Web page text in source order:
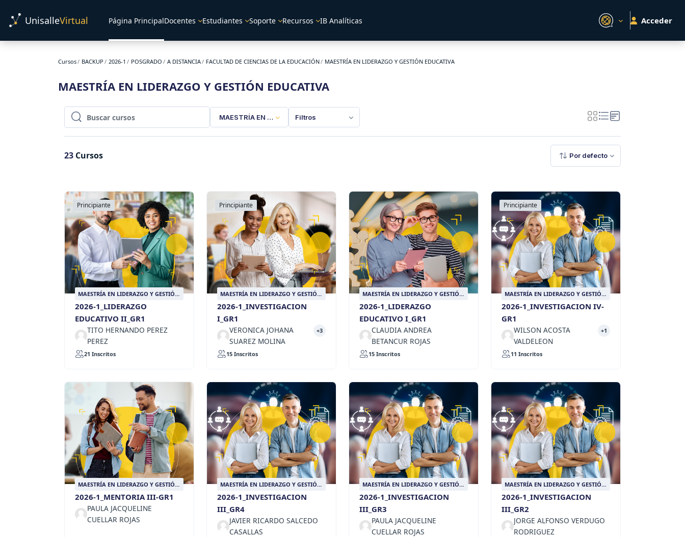
UnisalleVirtual Página PrincipalDocentes Estudiantes Soporte Recursos IB Analíticas Acceder
Cursos BACKUP 2026-1 POSGRADO A DISTANCIA FACULTAD DE CIENCIAS DE LA EDUCACIÓN MAESTRÍA EN LIDERAZGO Y GESTIÓN EDUCATIVA
MAESTRÍA EN LIDERAZGO Y GESTIÓN EDUCATIVA
Buscar cursos
Buscar cursos MAESTRÍA EN LIDERAZGO Y GESTIÓN EDUCATIVA
Filtros
23 Cursos Por defecto
Principiante
MAESTRÍA EN LIDERAZGO Y GESTIÓN
2026-1_LIDERAZGO
EDUCATIVO II_GR1
TITO HERNANDO PEREZ
PEREZ
21 Inscritos
Principiante
MAESTRÍA EN LIDERAZGO Y GESTIÓN
2026-1_INVESTIGACION
I_GR1
VERONICA JOHANA
SUAREZ MOLINA
+3
15 Inscritos
MAESTRÍA EN LIDERAZGO Y GESTIÓN
2026-1_LIDERAZGO
EDUCATIVO I_GR1
CLAUDIA ANDREA
BETANCUR ROJAS
15 Inscritos
Principiante
MAESTRÍA EN LIDERAZGO Y GESTIÓN
2026-1_INVESTIGACION IV-
GR1
WILSON ACOSTA
VALDELEON
+1
11 Inscritos
MAESTRÍA EN LIDERAZGO Y GESTIÓN
2026-1_MENTORIA III-GR1
PAULA JACQUELINE
CUELLAR ROJAS
MAESTRÍA EN LIDERAZGO Y GESTIÓN
2026-1_INVESTIGACION
III_GR4
JAVIER RICARDO SALCEDO
CASALLAS
MAESTRÍA EN LIDERAZGO Y GESTIÓN
2026-1_INVESTIGACION
III_GR3
PAULA JACQUELINE
CUELLAR ROJAS
MAESTRÍA EN LIDERAZGO Y GESTIÓN
2026-1_INVESTIGACION
III_GR2
JORGE ALFONSO VERDUGO
RODRIGUEZ